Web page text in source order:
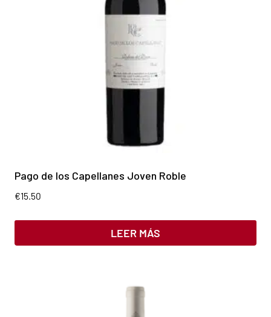
Pago de los Capellanes Joven Roble
€15.50
LEER MÁS